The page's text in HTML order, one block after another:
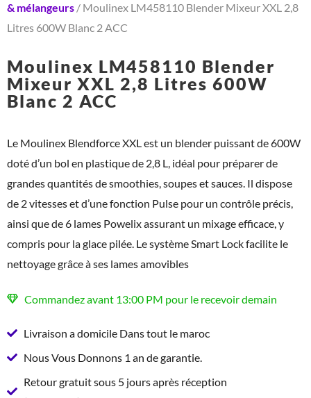
& mélangeurs / Moulinex LM458110 Blender Mixeur XXL 2,8
Litres 600W Blanc 2 ACC
Moulinex LM458110 Blender
Mixeur XXL 2,8 Litres 600W
Blanc 2 ACC
Le Moulinex Blendforce XXL est un blender puissant de 600W
doté d’un bol en plastique de 2,8 L, idéal pour préparer de
grandes quantités de smoothies, soupes et sauces. Il dispose
de 2 vitesses et d’une fonction Pulse pour un contrôle précis,
ainsi que de 6 lames Powelix assurant un mixage efficace, y
compris pour la glace pilée. Le système Smart Lock facilite le
nettoyage grâce à ses lames amovibles
Commandez avant 13:00 PM pour le recevoir demain
Livraison a domicile Dans tout le maroc
Nous Vous Donnons 1 an de garantie.
Retour gratuit sous 5 jours après réception